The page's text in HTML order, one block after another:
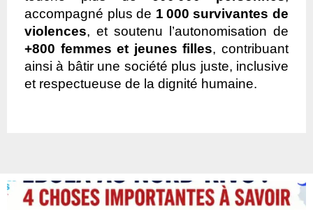
accompagné plus de 1 000 survivantes de
violences, et soutenu l’autonomisation de
+800 femmes et jeunes filles, contribuant
ainsi à bâtir une société plus juste, inclusive
et respectueuse de la dignité humaine.